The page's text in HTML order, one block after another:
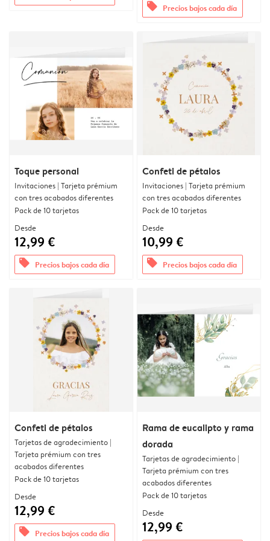
offers Precios bajos cada día
Toque personal
Invitaciones | Tarjeta prémium
con tres acabados diferentes
Pack de 10 tarjetas
Desde
12,99 €
offers Precios bajos cada día
Confeti de pétalos
Invitaciones | Tarjeta prémium
con tres acabados diferentes
Pack de 10 tarjetas
Desde
10,99 €
offers Precios bajos cada día
Confeti de pétalos
Tarjetas de agradecimiento |
Tarjeta prémium con tres
acabados diferentes
Pack de 10 tarjetas
Desde
12,99 €
offers Precios bajos cada día
Rama de eucalipto y rama
dorada
Tarjetas de agradecimiento |
Tarjeta prémium con tres
acabados diferentes
Pack de 10 tarjetas
Desde
12,99 €